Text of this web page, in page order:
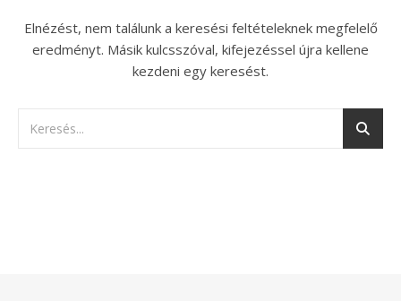
Elnézést, nem találunk a keresési feltételeknek megfelelő
eredményt. Másik kulcsszóval, kifejezéssel újra kellene
kezdeni egy keresést.